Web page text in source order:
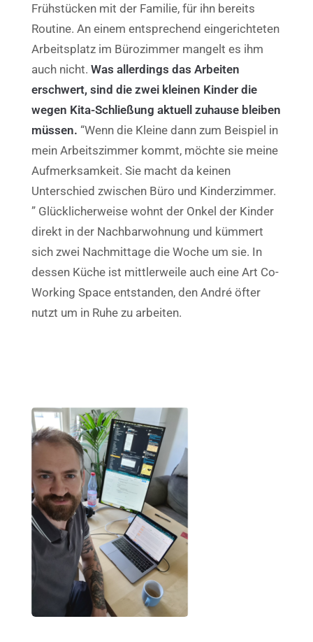
Frühstücken mit der Familie, für ihn bereits
Routine. An einem entsprechend eingerichteten
Arbeitsplatz im Bürozimmer mangelt es ihm
auch nicht. Was allerdings das Arbeiten
erschwert, sind die zwei kleinen Kinder die
wegen Kita-Schließung aktuell zuhause bleiben
müssen. “Wenn die Kleine dann zum Beispiel in
mein Arbeitszimmer kommt, möchte sie meine
Aufmerksamkeit. Sie macht da keinen
Unterschied zwischen Büro und Kinderzimmer.
” Glücklicherweise wohnt der Onkel der Kinder
direkt in der Nachbarwohnung und kümmert
sich zwei Nachmittage die Woche um sie. In
dessen Küche ist mittlerweile auch eine Art Co-
Working Space entstanden, den André öfter
nutzt um in Ruhe zu arbeiten.